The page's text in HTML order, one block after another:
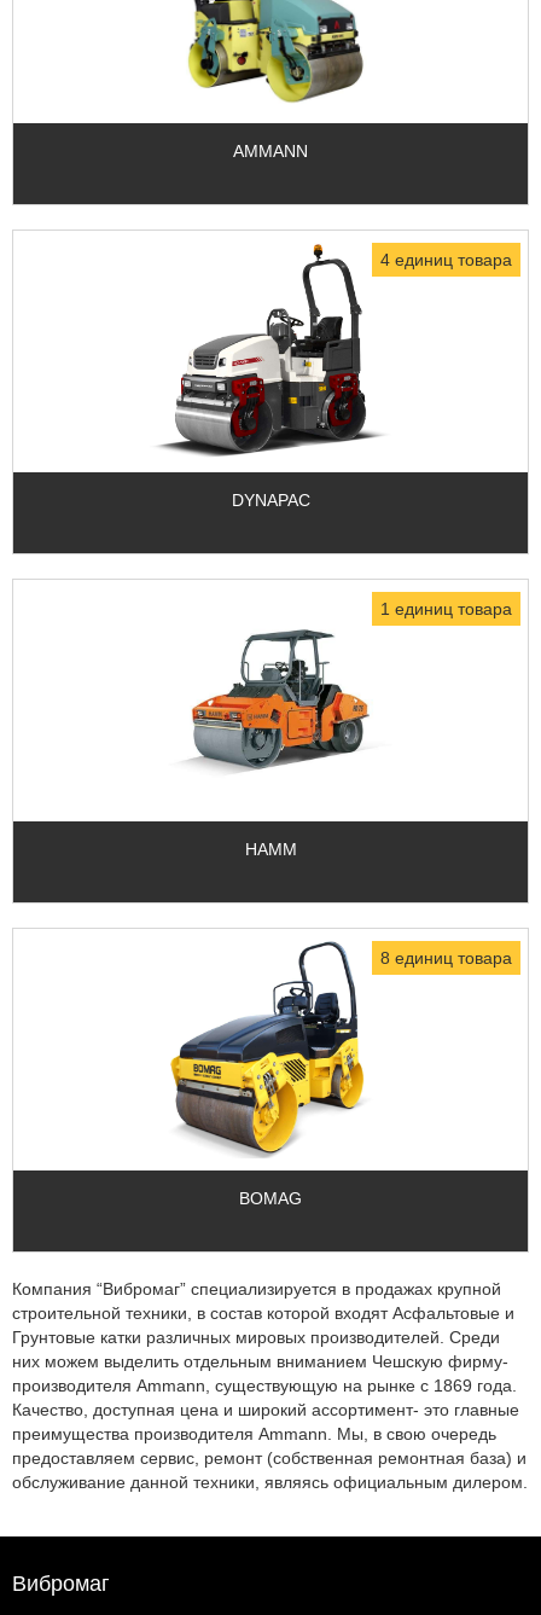
AMMANN
4 единиц товара
DYNAPAC
1 единиц товара
HAMM
8 единиц товара
BOMAG
Компания “Вибромаг” специализируется в продажах крупной
строительной техники, в состав которой входят Асфальтовые и
Грунтовые катки различных мировых производителей. Среди
них можем выделить отдельным вниманием Чешскую фирму-
производителя Ammann, существующую на рынке с 1869 года.
Качество, доступная цена и широкий ассортимент- это главные
преимущества производителя Ammann. Мы, в свою очередь
предоставляем сервис, ремонт (собственная ремонтная база) и
обслуживание данной техники, являясь официальным дилером.
Вибромаг